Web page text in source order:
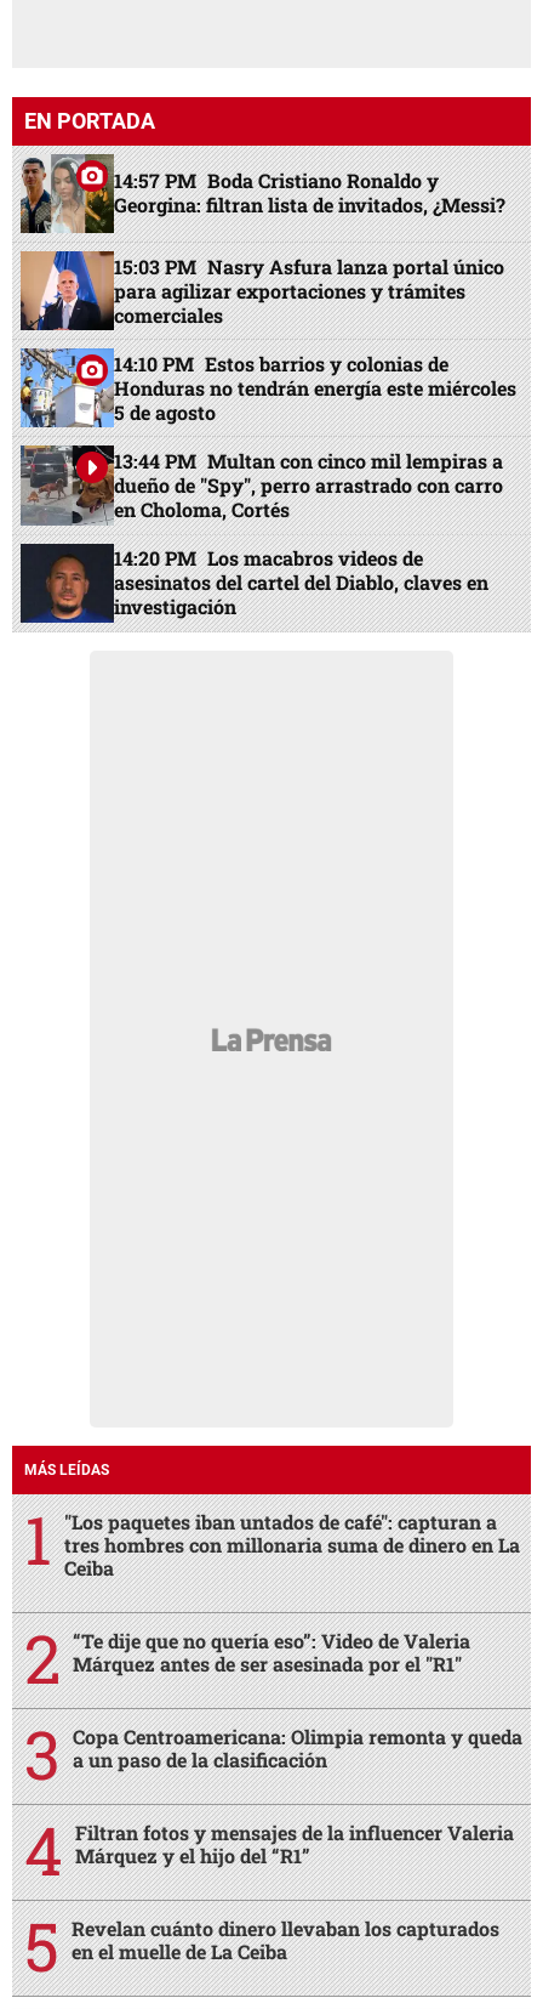
EN PORTADA
14:57 PM Boda Cristiano Ronaldo y
Georgina: filtran lista de invitados, ¿Messi?
15:03 PM Nasry Asfura lanza portal único
para agilizar exportaciones y trámites
comerciales
14:10 PM Estos barrios y colonias de
Honduras no tendrán energía este miércoles
5 de agosto
13:44 PM Multan con cinco mil lempiras a
dueño de "Spy", perro arrastrado con carro
en Choloma, Cortés
14:20 PM Los macabros videos de
asesinatos del cartel del Diablo, claves en
investigación
MÁS LEÍDAS
"Los paquetes iban untados de café": capturan a
tres hombres con millonaria suma de dinero en La
Ceiba
“Te dije que no quería eso”: Video de Valeria
Márquez antes de ser asesinada por el "R1"
Copa Centroamericana: Olimpia remonta y queda
a un paso de la clasificación
Filtran fotos y mensajes de la influencer Valeria
Márquez y el hijo del “R1”
Revelan cuánto dinero llevaban los capturados
en el muelle de La Ceiba